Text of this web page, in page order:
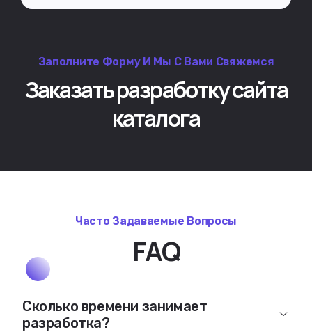
Заполните Форму И Мы С Вами Свяжемся
Заказать разработку сайта
каталога
Часто Задаваемые Вопросы
FAQ
Сколько времени занимает
разработка?